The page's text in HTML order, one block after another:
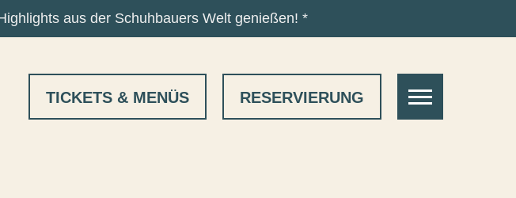
aus der Schuhbauers Welt genießen! *
TICKETS & MENÜS RESERVIERUNG
NAVIGATION
ÖFFNEN